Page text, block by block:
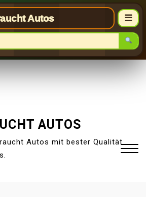
Autos ☰
AUTOS
Autos mit bester Qualität